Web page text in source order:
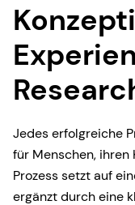
Jedes erfolgreiche
für Menschen, ihren
Prozess setzt auf
ergänzt durch eine